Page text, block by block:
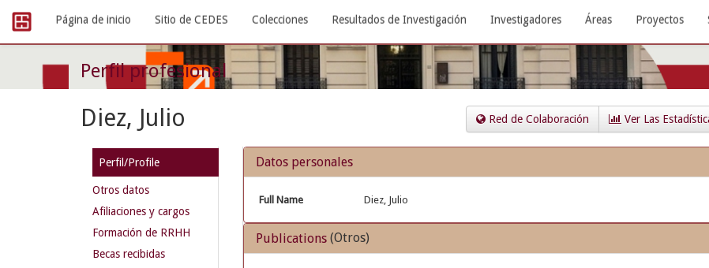
navigation
Página de inicio Sitio de CEDES Colecciones Resultados de Investigación Investigadores Áreas Proyectos
Perfil profesional
Diez, Julio Red de Colaboración Ver Las
Perfil/Profile
Otros datos
Afiliaciones y cargos
Formación de RRHH
Becas recibidas
Datos personales
Full Name Diez, Julio
Publications (Otros)